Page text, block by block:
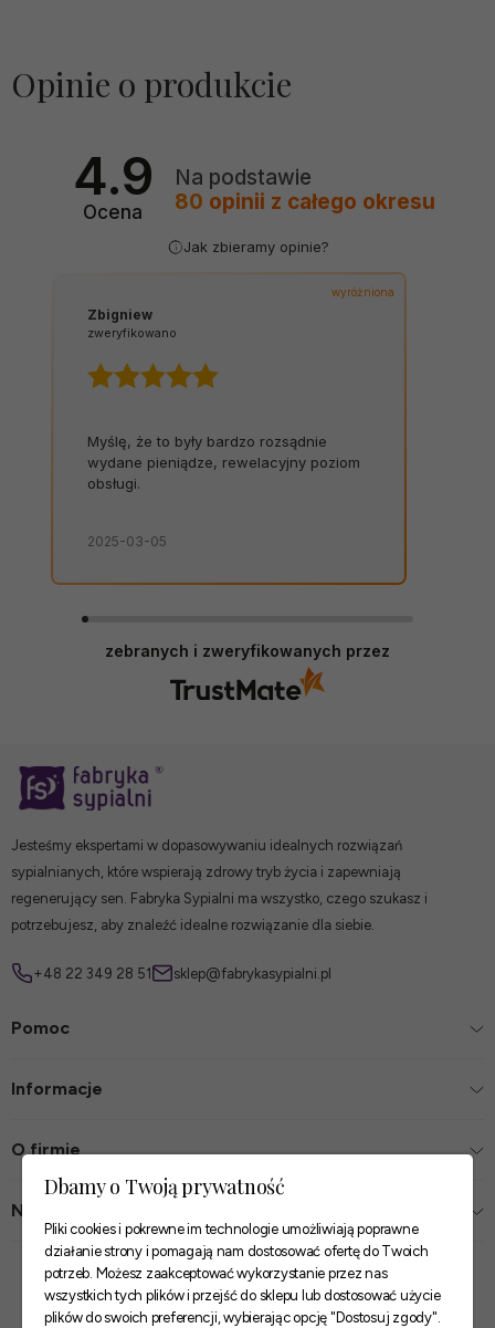
Opinie o produkcie
4.9
Ocena
Na podstawie
80 opinii z całego okresu
Jak zbieramy opinie?
wyróżniona
Zbigniew
zweryfikowano
Myślę, że to były bardzo rozsądnie
wydane pieniądze, rewelacyjny poziom
obsługi.
2025-03-05
zebranych i zweryfikowanych przez
Jesteśmy ekspertami w dopasowywaniu idealnych rozwiązań
sypialnianych, które wspierają zdrowy tryb życia i zapewniają
regenerujący sen. Fabryka Sypialni ma wszystko, czego szukasz i
potrzebujesz, aby znaleźć idealne rozwiązanie dla siebie.
+48 22 349 28 51 sklep@fabrykasypialni.pl
Pomoc
Informacje
O firmie
Nasze sklepy
Zaufane płatności
Dbamy o Twoją prywatność
Pliki cookies i pokrewne im technologie umożliwiają poprawne
działanie strony i pomagają nam dostosować ofertę do Twoich
potrzeb. Możesz zaakceptować wykorzystanie przez nas
wszystkich tych plików i przejść do sklepu lub dostosować użycie
plików do swoich preferencji, wybierając opcję "Dostosuj zgody".